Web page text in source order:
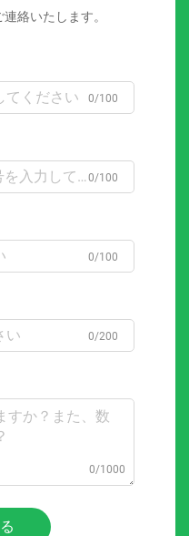
絡いたします。
0/100
0/100
0/100
0/200
0/1000